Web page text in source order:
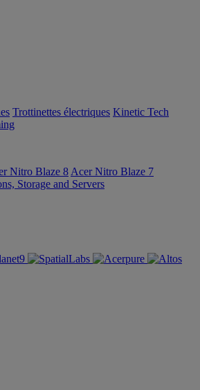
Trottinettes électriques Kinetic Tech
Nitro Blaze 8 Acer Nitro Blaze 7
Storage and Servers